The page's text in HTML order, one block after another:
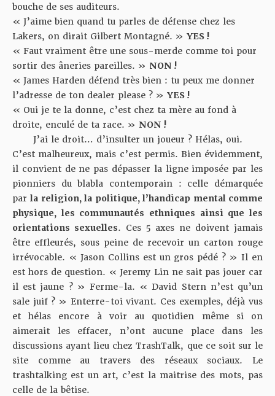
bouche de ses auditeurs.
« J’aime bien quand tu parles de défense chez les
Lakers, on dirait Gilbert Montagné. » YES !
« Faut vraiment être une sous-merde comme toi pour
sortir des âneries pareilles. » NON !
« James Harden défend très bien : tu peux me donner
l’adresse de ton dealer please ? » YES !
« Oui je te la donne, c’est chez ta mère au fond à
droite, enculé de ta race. » NON !
J’ai le droit… d’insulter un joueur ? Hélas, oui.
C’est malheureux, mais c’est permis. Bien évidemment,
il convient de ne pas dépasser la ligne imposée par les
pionniers du blabla contemporain : celle démarquée
parla religion, la politique, l’handicap mental comme
physique, les communautés ethniques ainsi que les
orientations sexuelles. Ces 5 axes ne doivent jamais
être effleurés, sous peine de recevoir un carton rouge
irrévocable. « Jason Collins est un gros pédé ? » Il en
est hors de question. « Jeremy Lin ne sait pas jouer car
il est jaune ? » Ferme-la. « David Stern n’est qu’un
sale juif ? » Enterre-toi vivant. Ces exemples, déjà vus
et hélas encore à voir au quotidien même si on
aimerait les effacer, n’ont aucune place dans les
discussions ayant lieu chez TrashTalk, que ce soit sur le
site comme au travers des réseaux sociaux. Le
trashtalking est un art, c’est la maitrise des mots, pas
celle de la bêtise.